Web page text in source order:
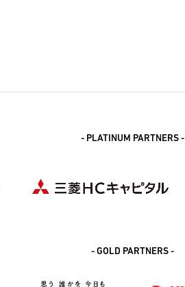
- PLATINUM PARTNERS -
- GOLD PARTNERS -